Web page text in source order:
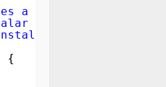
a instalar'
picon'
{